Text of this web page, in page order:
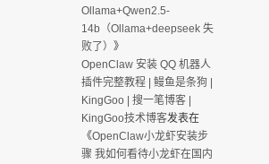
Ollama+Qwen2.5-
14b（Ollama+deepseek 失
败了）
》
OpenClaw 安装 QQ 机器人
插件完整教程 | 鳗鱼是条狗 |
KingGoo | 搜一笔博客 |
KingGoo技术博客发表在
《OpenClaw小龙虾安装步
骤 我如何看待小龙虾在国内